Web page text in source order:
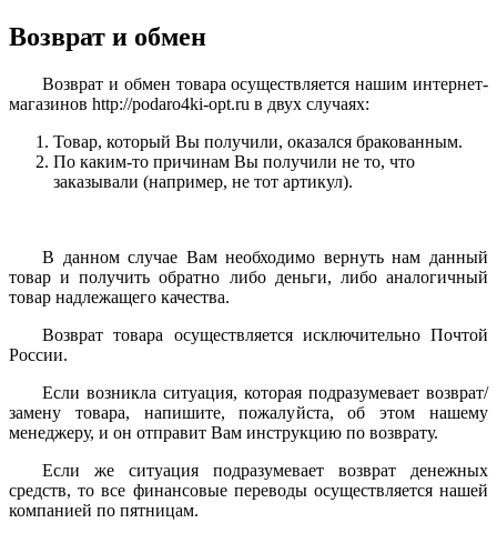
Возврат и обмен
Возврат и обмен товара осуществляется нашим интернет-
магазинов http://podaro4ki-opt.ru в двух случаях:
Товар, который Вы получили, оказался бракованным.
По каким-то причинам Вы получили не то, что
заказывали (например, не тот артикул).
В данном случае Вам необходимо вернуть нам данный
товар и получить обратно либо деньги, либо аналогичный
товар надлежащего качества.
Возврат товара осуществляется исключительно Почтой
России.
Если возникла ситуация, которая подразумевает возврат/
замену товара, напишите, пожалуйста, об этом нашему
менеджеру, и он отправит Вам инструкцию по возврату.
Если же ситуация подразумевает возврат денежных
средств, то все финансовые переводы осуществляется нашей
компанией по пятницам.